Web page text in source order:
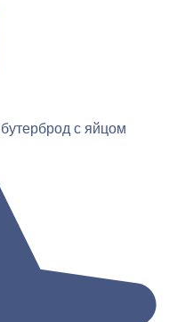
бутерброд с яйцом